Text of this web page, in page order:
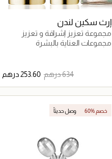
إرث سكين لندن
مجموعة تعزيز إشراقة و تعزيز
البشرة
مجموعات العناية بالبشرة
⁦634⁩ درهم ⁦253.60⁩ درهم
جاري تحميل التفاصيل
60% خصم وصل حديثاً